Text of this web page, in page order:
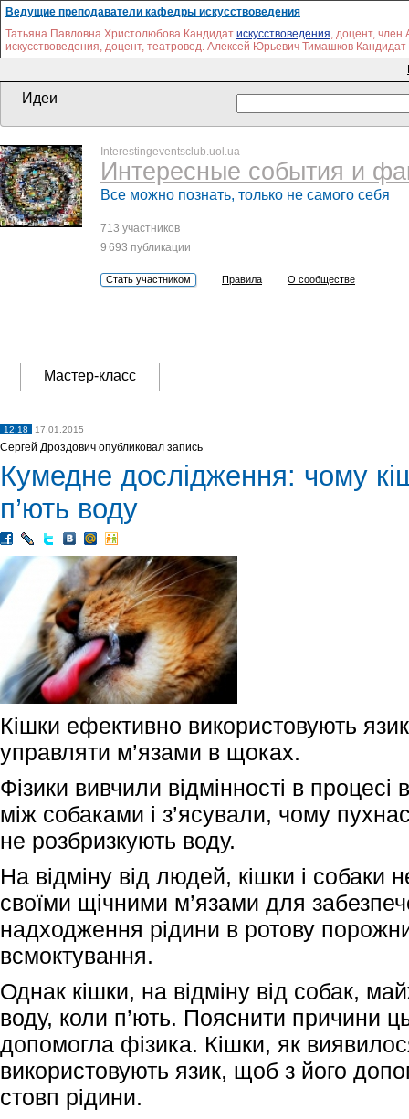
Ведущие преподаватели кафедры искусствоведения
Татьяна Павловна Христолюбова Кандидат искусствоведения, доцент, член
искусствоведения, доцент, театровед. Алексей Юрьевич Тимашков
Идеи
Interestingeventsclub.uol.ua
Интересные события и
Все можно познать, только не самого себя
713 участников
9 693 публикации
Стать участником Правила О сообществе
Мастер-класс
12:18 17.01.2015
Сергей Дроздович опубликовал запись
Кумедне дослідження: чому
п’ють воду
Кішки ефективно використовують
управляти м’язами в щоках.
Фізики вивчили відмінності в
між собаками і з’ясували, чому
не розбризкують воду.
На відміну від людей, кішки і собаки
своїми щічними м’язами для
надходження рідини в ротову
всмоктування.
Однак кішки, на відміну від собак,
воду, коли п’ють. Пояснити причини
допомогла фізика. Кішки, як
використовують язик, щоб з його
стовп рідини.